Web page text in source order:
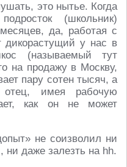
это нытье. Когда
(школьник)
да, работая с
дикорастущий у нас в
(называемый тут
на продажу в Москву,
пару сотен тысяч, а
имея рабочую
как он не может
не соизволил ни
ни даже залезть на hh.